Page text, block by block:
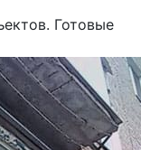
Готовые